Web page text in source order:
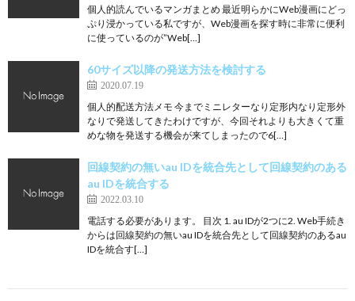
個人的読んでいるマンガまとめ 最近明らかにWeb漫画にどっ
ぷり浸かっている私ですが、Web漫画を探す時に非常に便利
に使っているのが”Web[…]
60サイズ以降の発送方法を検討する
2020.07.19
個人的配送方法メモ 今までミニレターなり定形内なり定形外
なりで発送してきたわけですが、今回それよりも大きくて重
めな物を発送する機会が来てしまったので6[…]
回線契約の無いau IDを統合先として回線契約のある
au IDを統合する
2022.03.10
電話する必要があります。 目次 1. au IDが2つに2. Web手続き
からは回線契約の無いau IDを統合先として回線契約のあるau
IDを統合す[…]